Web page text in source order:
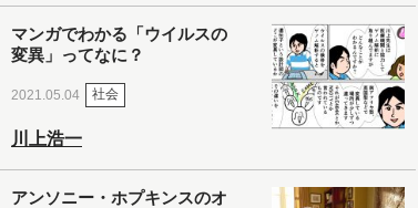
マンガでわかる「ウイルスの
変異」ってなに？
2021.05.04 社会
川上浩一
アンソニー・ホプキンスのオ